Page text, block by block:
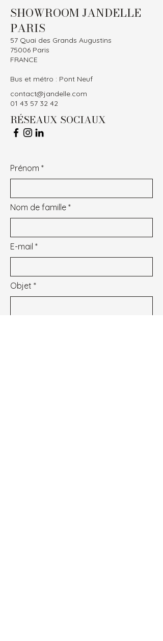
SHOWROOM JANDELLE
PARIS
57 Quai des Grands Augustins
75006 Paris
FRANCE
Bus et métro : Pont Neuf
contact@jandelle.com
01 43 57 32 42
RÉSEAUX SOCIAUX
Prénom
Nom de famille
E-mail
Objet